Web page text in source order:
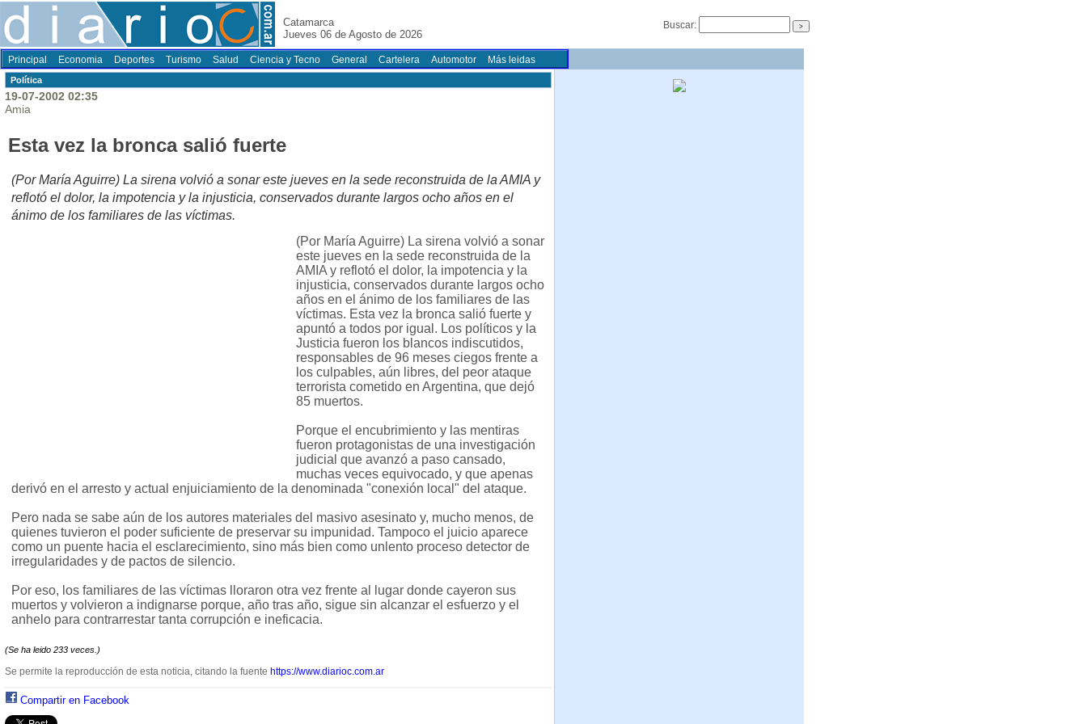
Catamarca
Jueves 06 de Agosto de 2026
Buscar:
Principal Economia Deportes Turismo Salud Ciencia y Tecno General Cartelera Automotor Más leidas
Polí­tica
19-07-2002 02:35
Amia
Esta vez la bronca salió fuerte
(Por María Aguirre) La sirena volvió a sonar este jueves en la sede reconstruida de la AMIA y
reflotó el dolor, la impotencia y la injusticia, conservados durante largos ocho años en el
ánimo de los familiares de las víctimas.
(Por María Aguirre) La sirena volvió a sonar
este jueves en la sede reconstruida de la
AMIA y reflotó el dolor, la impotencia y la
injusticia, conservados durante largos ocho
años en el ánimo de los familiares de las
víctimas. Esta vez la bronca salió fuerte y
apuntó a todos por igual. Los políticos y la
Justicia fueron los blancos indiscutidos,
responsables de 96 meses ciegos frente a
los culpables, aún libres, del peor ataque
terrorista cometido en Argentina, que dejó
85 muertos.
Porque el encubrimiento y las mentiras
fueron protagonistas de una investigación
judicial que avanzó a paso cansado,
muchas veces equivocado, y que apenas
derivó en el arresto y actual enjuiciamiento de la denominada "conexión local" del ataque.
Pero nada se sabe aún de los autores materiales del masivo asesinato y, mucho menos, de
quienes tuvieron el poder suficiente de preservar su impunidad. Tampoco el juicio aparece
como un puente hacia el esclarecimiento, sino más bien como unlento proceso detector de
irregularidades y de pactos de silencio.
Por eso, los familiares de las víctimas lloraron otra vez frente al lugar donde cayeron sus
muertos y volvieron a indignarse porque, año tras año, sigue sin alcanzar el esfuerzo y el
anhelo para contrarrestar tanta corrupción e ineficacia.
(Se ha leido 233 veces.)
Se permite la reproducción de esta noticia, citando la fuente https://www.diarioc.com.ar
Compartir en Facebook